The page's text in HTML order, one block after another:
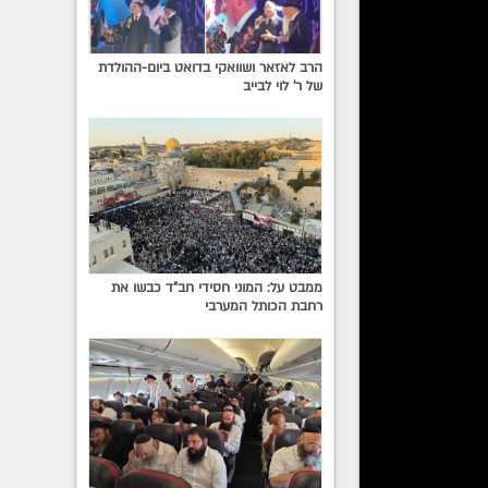
הרב לאזאר ושוואקי בדואט ביום-ההולדת
של ר' לוי לבייב
ממבט על: המוני חסידי חב"ד כבשו את
רחבת הכותל המערבי